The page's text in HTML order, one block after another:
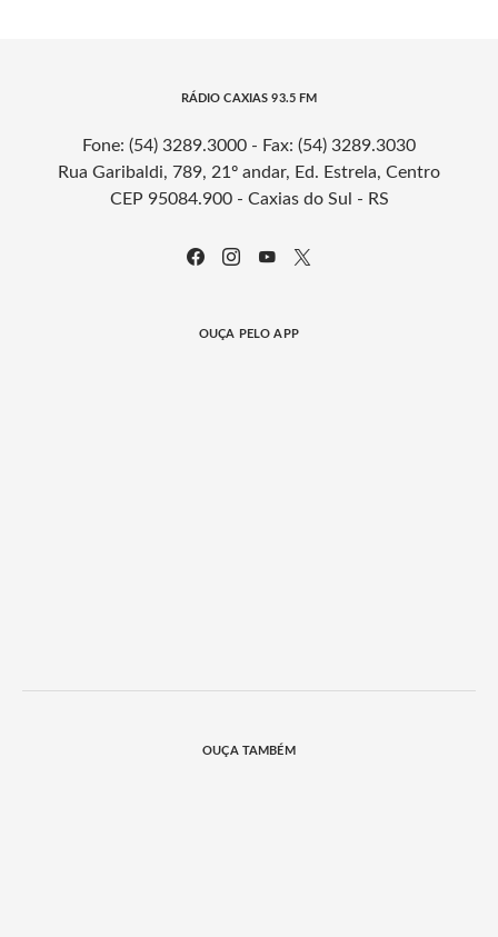
RÁDIO CAXIAS 93.5 FM
Fone: (54) 3289.3000 - Fax: (54) 3289.3030
Rua Garibaldi, 789, 21º andar, Ed. Estrela, Centro
CEP 95084.900 - Caxias do Sul - RS
OUÇA PELO APP
OUÇA TAMBÉM